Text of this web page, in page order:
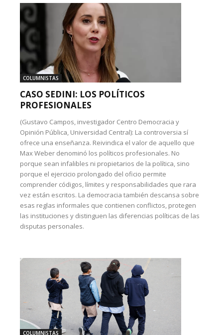
COLUMNISTAS
CASO SEDINI: LOS POLÍTICOS
PROFESIONALES
(Gustavo Campos, investigador Centro Democracia y
Opinión Pública, Universidad Central): La controversia sí
ofrece una enseñanza. Reivindica el valor de aquello que
Max Weber denominó los políticos profesionales. No
porque sean infalibles ni propietarios de la política, sino
porque el ejercicio prolongado del oficio permite
comprender códigos, límites y responsabilidades que rara
vez están escritos. La democracia también descansa sobre
esas reglas informales que contienen conflictos, protegen
las instituciones y distinguen las diferencias políticas de las
disputas personales.
COLUMNISTAS